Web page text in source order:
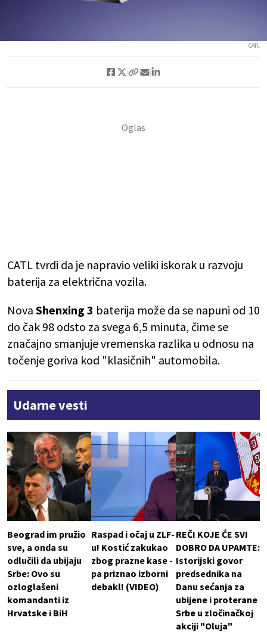
CATL
CATL tvrdi da je napravio veliki iskorak u razvoju
baterija za električna vozila.
Nova Shenxing 3 baterija može da se napuni od 10
do čak 98 odsto za svega 6,5 minuta, čime se
značajno smanjuje vremenska razlika u odnosu na
točenje goriva kod "klasičnih" automobila.
Udarne vesti
Beograd im pružio
sve, a onda su
odlučili da ubijaju
Srbe: Ovo su
ozloglašeni
komandanti iz
Hrvatske i BiH
Raspad i očaj u ZLF-
u! Kostić zakukao
zbog prazne kase -
pa priznao izborni
debakl! (VIDEO)
REČI KOJE ĆE SVI
DOBRO DA UPAMTE:
Istorijski govor
predsednika na
Danu sećanja za
ubijene i proterane
Srbe u zločinačkoj
akciji "Oluja"